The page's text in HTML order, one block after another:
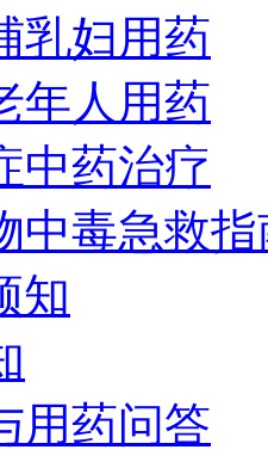
乳妇用药
年人用药
中药治疗
中毒急救指
知
用药问答